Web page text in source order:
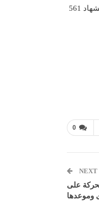
وأسفرت اعتداءات الاحتلال ومستوطنيه على الفلسطينيين في الضفة منذ 7 تشرين الأول/ أكتوبر الماضي، عن استشهاد 561
0
NEXT
على
وموعدها